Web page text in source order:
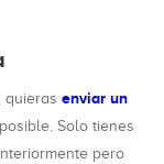
quieras enviar un
Solo tienes
pero